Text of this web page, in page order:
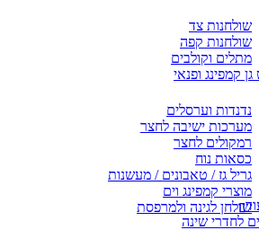
שולחנות צד
שולחנות קפה
מתלים וקולבים
גן קמפינג ופנאי
נדנדות וערסלים
מערכות ישיבה לחצר
רמקולים לחצר
כסאות נוח
גריל גז / טאבונים / מעשנות
מוצרי קמפינג וים
שולחן לגינה ולמרפסת

לחדרי שינה